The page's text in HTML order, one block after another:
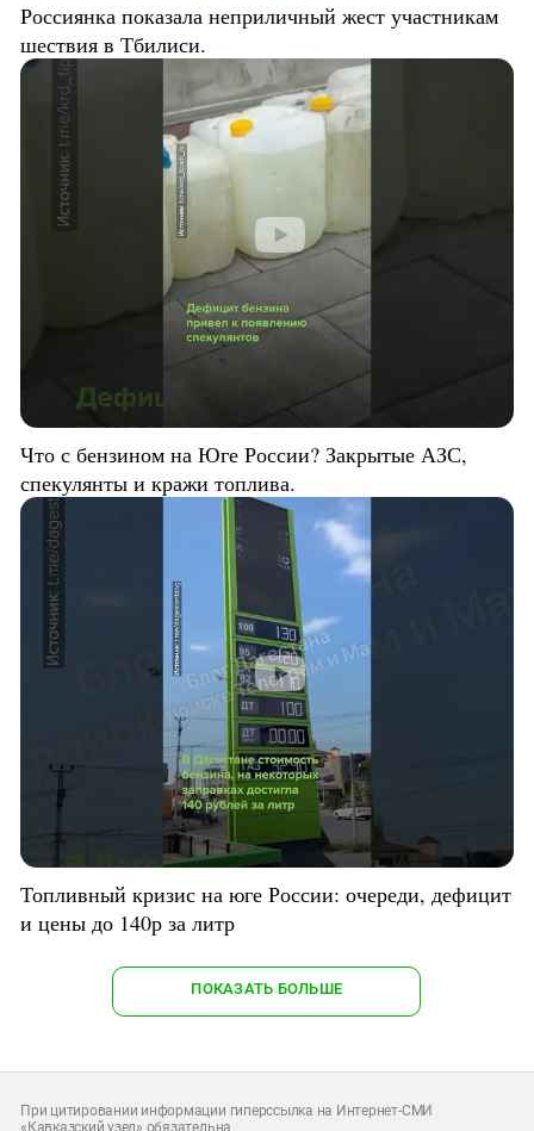
Россиянка показала неприличный жест участникам
шествия в Тбилиси.
Что с бензином на Юге России? Закрытые АЗС,
спекулянты и кражи топлива.
Топливный кризис на юге России: очереди, дефицит
и цены до 140р за литр
ПОКАЗАТЬ БОЛЬШЕ
При цитировании информации гиперссылка на Интернет-СМИ
«Кавказский узел» обязательна